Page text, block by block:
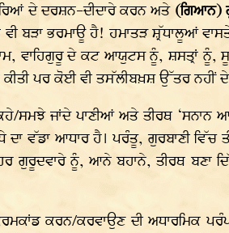
ਦੇ ਦਰਸ਼ਨ-ਦੀਦਾਰੇ ਕਰਨ ਅਤੇ (ਗਿਆਨ)
ਬੜਾ ਭਰਮਾਊ ਹੈ! ਹਮਾਤੜ ਸ਼੍ਰੱਧਾਲੂਆਂ
ਵਾਹਿਗੁਰੂ ਦੇ ਕਟ ਆਯੁਟਸ ਨੂੰ, ਸ਼ਸਤ੍ਰਾਂ ਨੂੰ,
ਪਰ ਕੋਈ ਵੀ ਤਸੱਲੀਬਖ਼ਸ਼ ਉੱਤਰ ਨਹੀਂ
ਕਹੇ/ਸਮਝੇ ਜਾਂਦੇ ਪਾਣੀਆਂ ਅਤੇ ਤੀਰਥ
ਵੱਡਾ ਆਧਾਰ ਹੈ। ਪਰੰਤੂ, ਗੁਰਬਾਣੀ ਵਿੱਚ
ਗੁਰੂਦਵਾਰੇ ਨੂੰ, ਆਨੇ ਬਹਾਨੇ, ਤੀਰਥ ਬਣਾ
ਕਰਨ/ਕਰਵਾਉਣ ਦੀ ਅਧਾਰਮਿਕ